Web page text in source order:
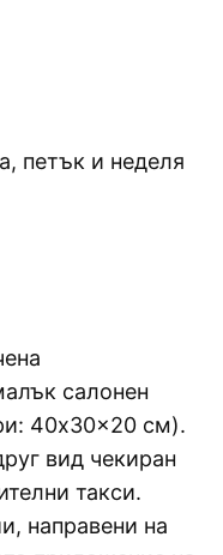
петък и неделя
салонен
40x30x20 см).
вид чекиран
такси.
направени на